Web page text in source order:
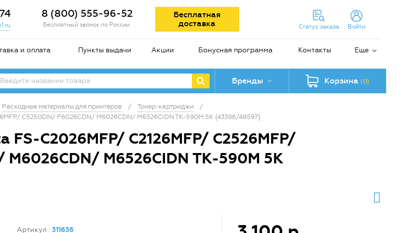
8 (800) 555-96-52
Бесплатный звонок по России
Бесплатная
доставка
Статус заказа Войти
и оплата Пункты выдачи Акции Бонусная программа Контакты Еще
Бренды Корзина (0)
Расходные материалы для принтеров / Тонер-картриджи
/
C5250DN/ P6026CDN/ M6026CDN/ M6526CIDN TK-590M 5K {43396/48597}
C2026MFP/ C2126MFP/ C2526MFP/
M6526CIDN TK-590M 5K
Артикул : 311636